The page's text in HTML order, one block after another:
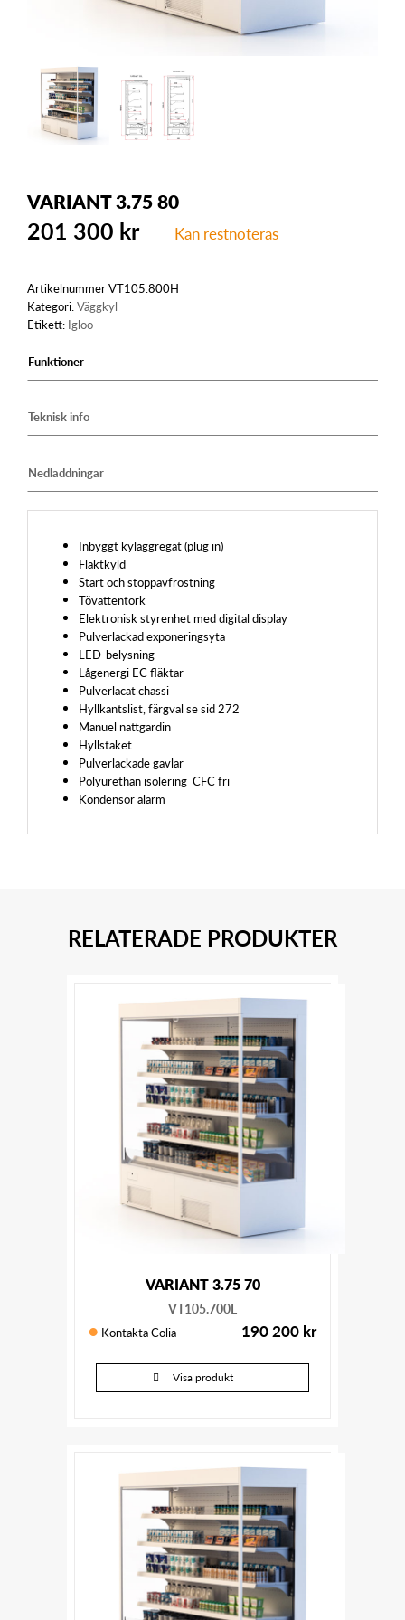
VARIANT 3.75 80
201 300 kr Kan restnoteras
ArtikelnummerVT105.800H
Kategori:Väggkyl
Etikett: Igloo
Funktioner
Teknisk info
Nedladdningar
Inbyggt kylaggregat (plug in)
Fläktkyld
Start och stoppavfrostning
Tövattentork
Elektronisk styrenhet med digital display
Pulverlackad exponeringsyta
LED-belysning
Lågenergi EC fläktar
Pulverlacat chassi
Hyllkantslist, färgval se sid 272
Manuel nattgardin
Hyllstaket
Pulverlackade gavlar
Polyurethan isolering CFC fri
Kondensor alarm
RELATERADE PRODUKTER
VARIANT 3.75 70
VT105.700L
Kontakta Colia 190 200 kr
Visa produkt